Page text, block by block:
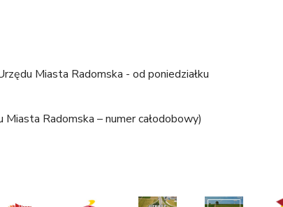
Miasta Radomska - od poniedziałku
Radomska – numer całodobowy)